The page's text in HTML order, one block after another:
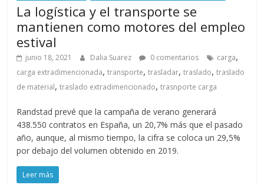
La logística y el transporte se
mantienen como motores del empleo
estival
junio 18, 2021 Dalia Suarez 0 comentarios carga,
carga extradimencionada,transporte,trasladar,traslado,traslado
de material,traslado extradimencionado,trasnporte carga
Randstad prevé que la campaña de verano generará
438.550 contratos en España, un 20,7% más que el pasado
año, aunque, al mismo tiempo, la cifra se coloca un 29,5%
por debajo del volumen obtenido en 2019.
Leer más